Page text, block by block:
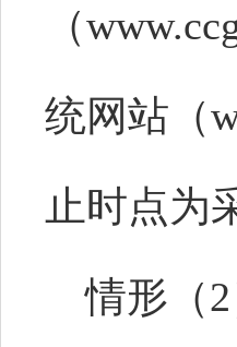
（
统网站（
止时点为
情形（